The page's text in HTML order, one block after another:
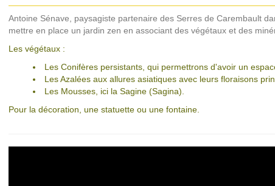
Antoine Sénave, paysagiste partenaire des Serres de Carembault
mettre en place un jardin zen en associant des végétaux et des
Les végétaux :
Les Conifères persistants, qui permettrons d'avoir un
Les Azalées aux allures asiatiques avec leurs floraisons
Les Mousses, ici la Sagine (Sagina).
Pour la décoration, une statuette ou une fontaine.